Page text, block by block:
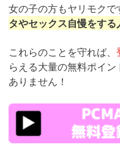
女の子の方もヤリモクで
タやセックス自慢をする
これらのことを守れば、
らえる大量の無料ポイ
ありません！
https://pcmax.jp/lp/?
ad_id=rm327007